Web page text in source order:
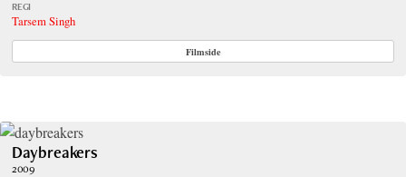
REGI
Tarsem Singh
Filmside
Daybreakers
2009